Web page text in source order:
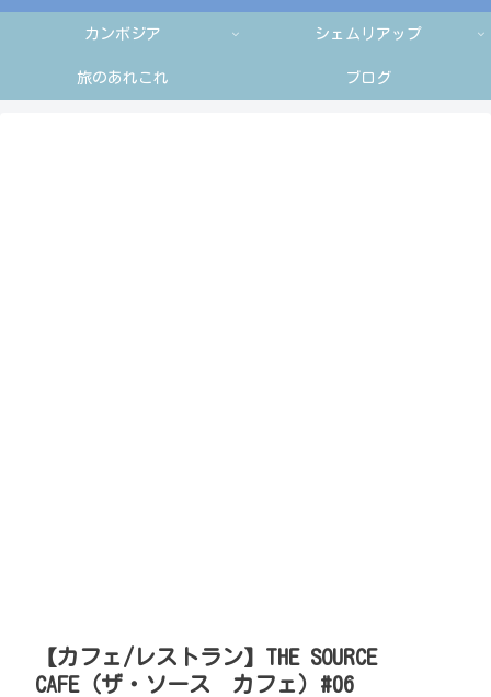
カンボジア シェムリアップ
旅のあれこれ ブログ
【カフェ/レストラン】THE SOURCE
CAFE（ザ・ソース カフェ）#06